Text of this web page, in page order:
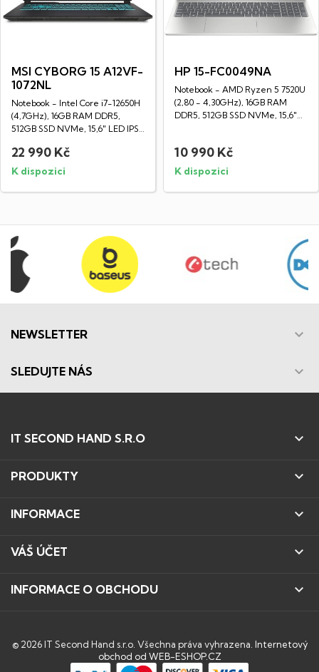
MSI CYBORG 15 A12VF-
1072NL
Notebook - Intel Core i7-12650H
(4,7GHz), 16GB RAM DDR5,
512GB SSD NVMe, 15,6" LED IPS
22 990 Kč
K dispozici
HP 15-FC0049NA
Notebook - AMD Ryzen 5 7520U
(2,80 - 4,30GHz), 16GB RAM
DDR5, 512GB SSD NVMe, 15,6"
10 990 Kč
K dispozici
NEWSLETTER 
SLEDUJTE NÁS 
IT SECOND HAND S.R.O 
PRODUKTY 
INFORMACE 
VÁŠ ÚČET 
INFORMACE O OBCHODU 
© 2026 IT Second Hand s.r.o. Všechna práva vyhrazena. Internetový
obchod od WEB-ESHOP.CZ